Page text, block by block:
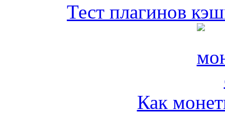
Тест плагинов
Как